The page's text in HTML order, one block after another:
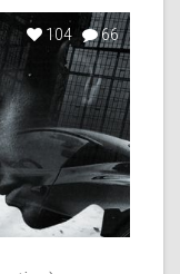
104 66